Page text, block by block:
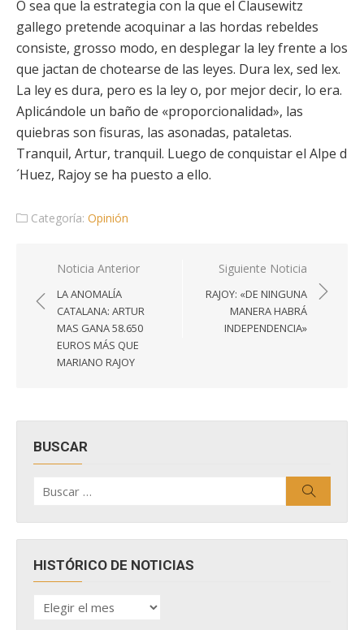
O sea que la estrategia con la que el Clausewitz
gallego pretende acoquinar a las hordas rebeldes
consiste, grosso modo, en desplegar la ley frente a los
que jactan de chotearse de las leyes. Dura lex, sed lex.
La ley es dura, pero es la ley o, por mejor decir, lo era.
Aplicándole un baño de «proporcionalidad», las
quiebras son fisuras, las asonadas, pataletas.
Tranquil, Artur, tranquil. Luego de conquistar el Alpe d
´Huez, Rajoy se ha puesto a ello.
Categoría: Opinión
Navegación
de
entradas
Noticia Anterior
LA ANOMALÍA
CATALANA: ARTUR
MAS GANA 58.650
EUROS MÁS QUE
MARIANO RAJOY
Siguiente Noticia
RAJOY: «DE NINGUNA
MANERA HABRÁ
INDEPENDENCIA»
BUSCAR
por:
HISTÓRICO DE NOTICIAS
HISTÓRICO
DE